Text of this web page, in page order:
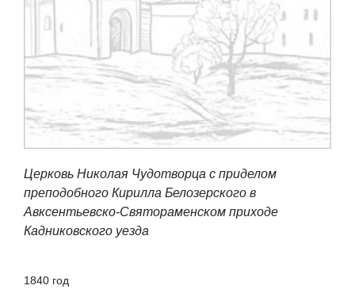
Церковь Николая Чудотворца с приделом
преподобного Кирилла Белозерского в
Авксентьевско-Святораменском приходе
Кадниковского уезда
1840 год